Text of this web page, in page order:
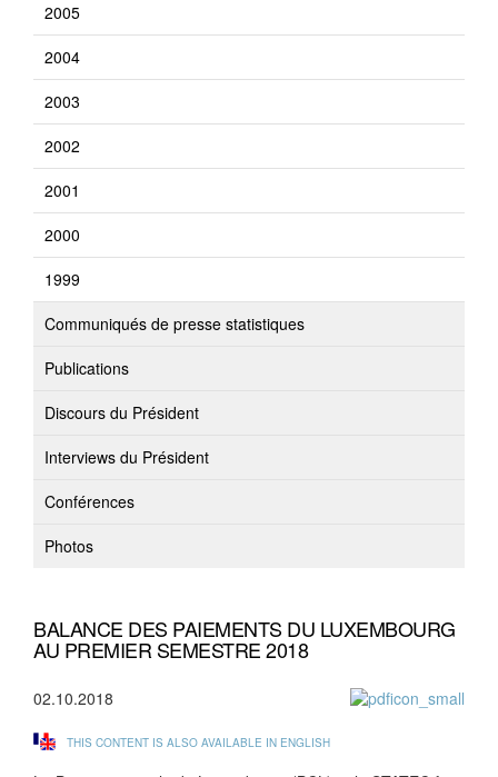
2005
2004
2003
2002
2001
2000
1999
Communiqués de presse statistiques
Publications
Discours du Président
Interviews du Président
Conférences
Photos
BALANCE DES PAIEMENTS DU LUXEMBOURG
AU PREMIER SEMESTRE 2018
02.10.2018
THIS CONTENT IS ALSO AVAILABLE IN ENGLISH